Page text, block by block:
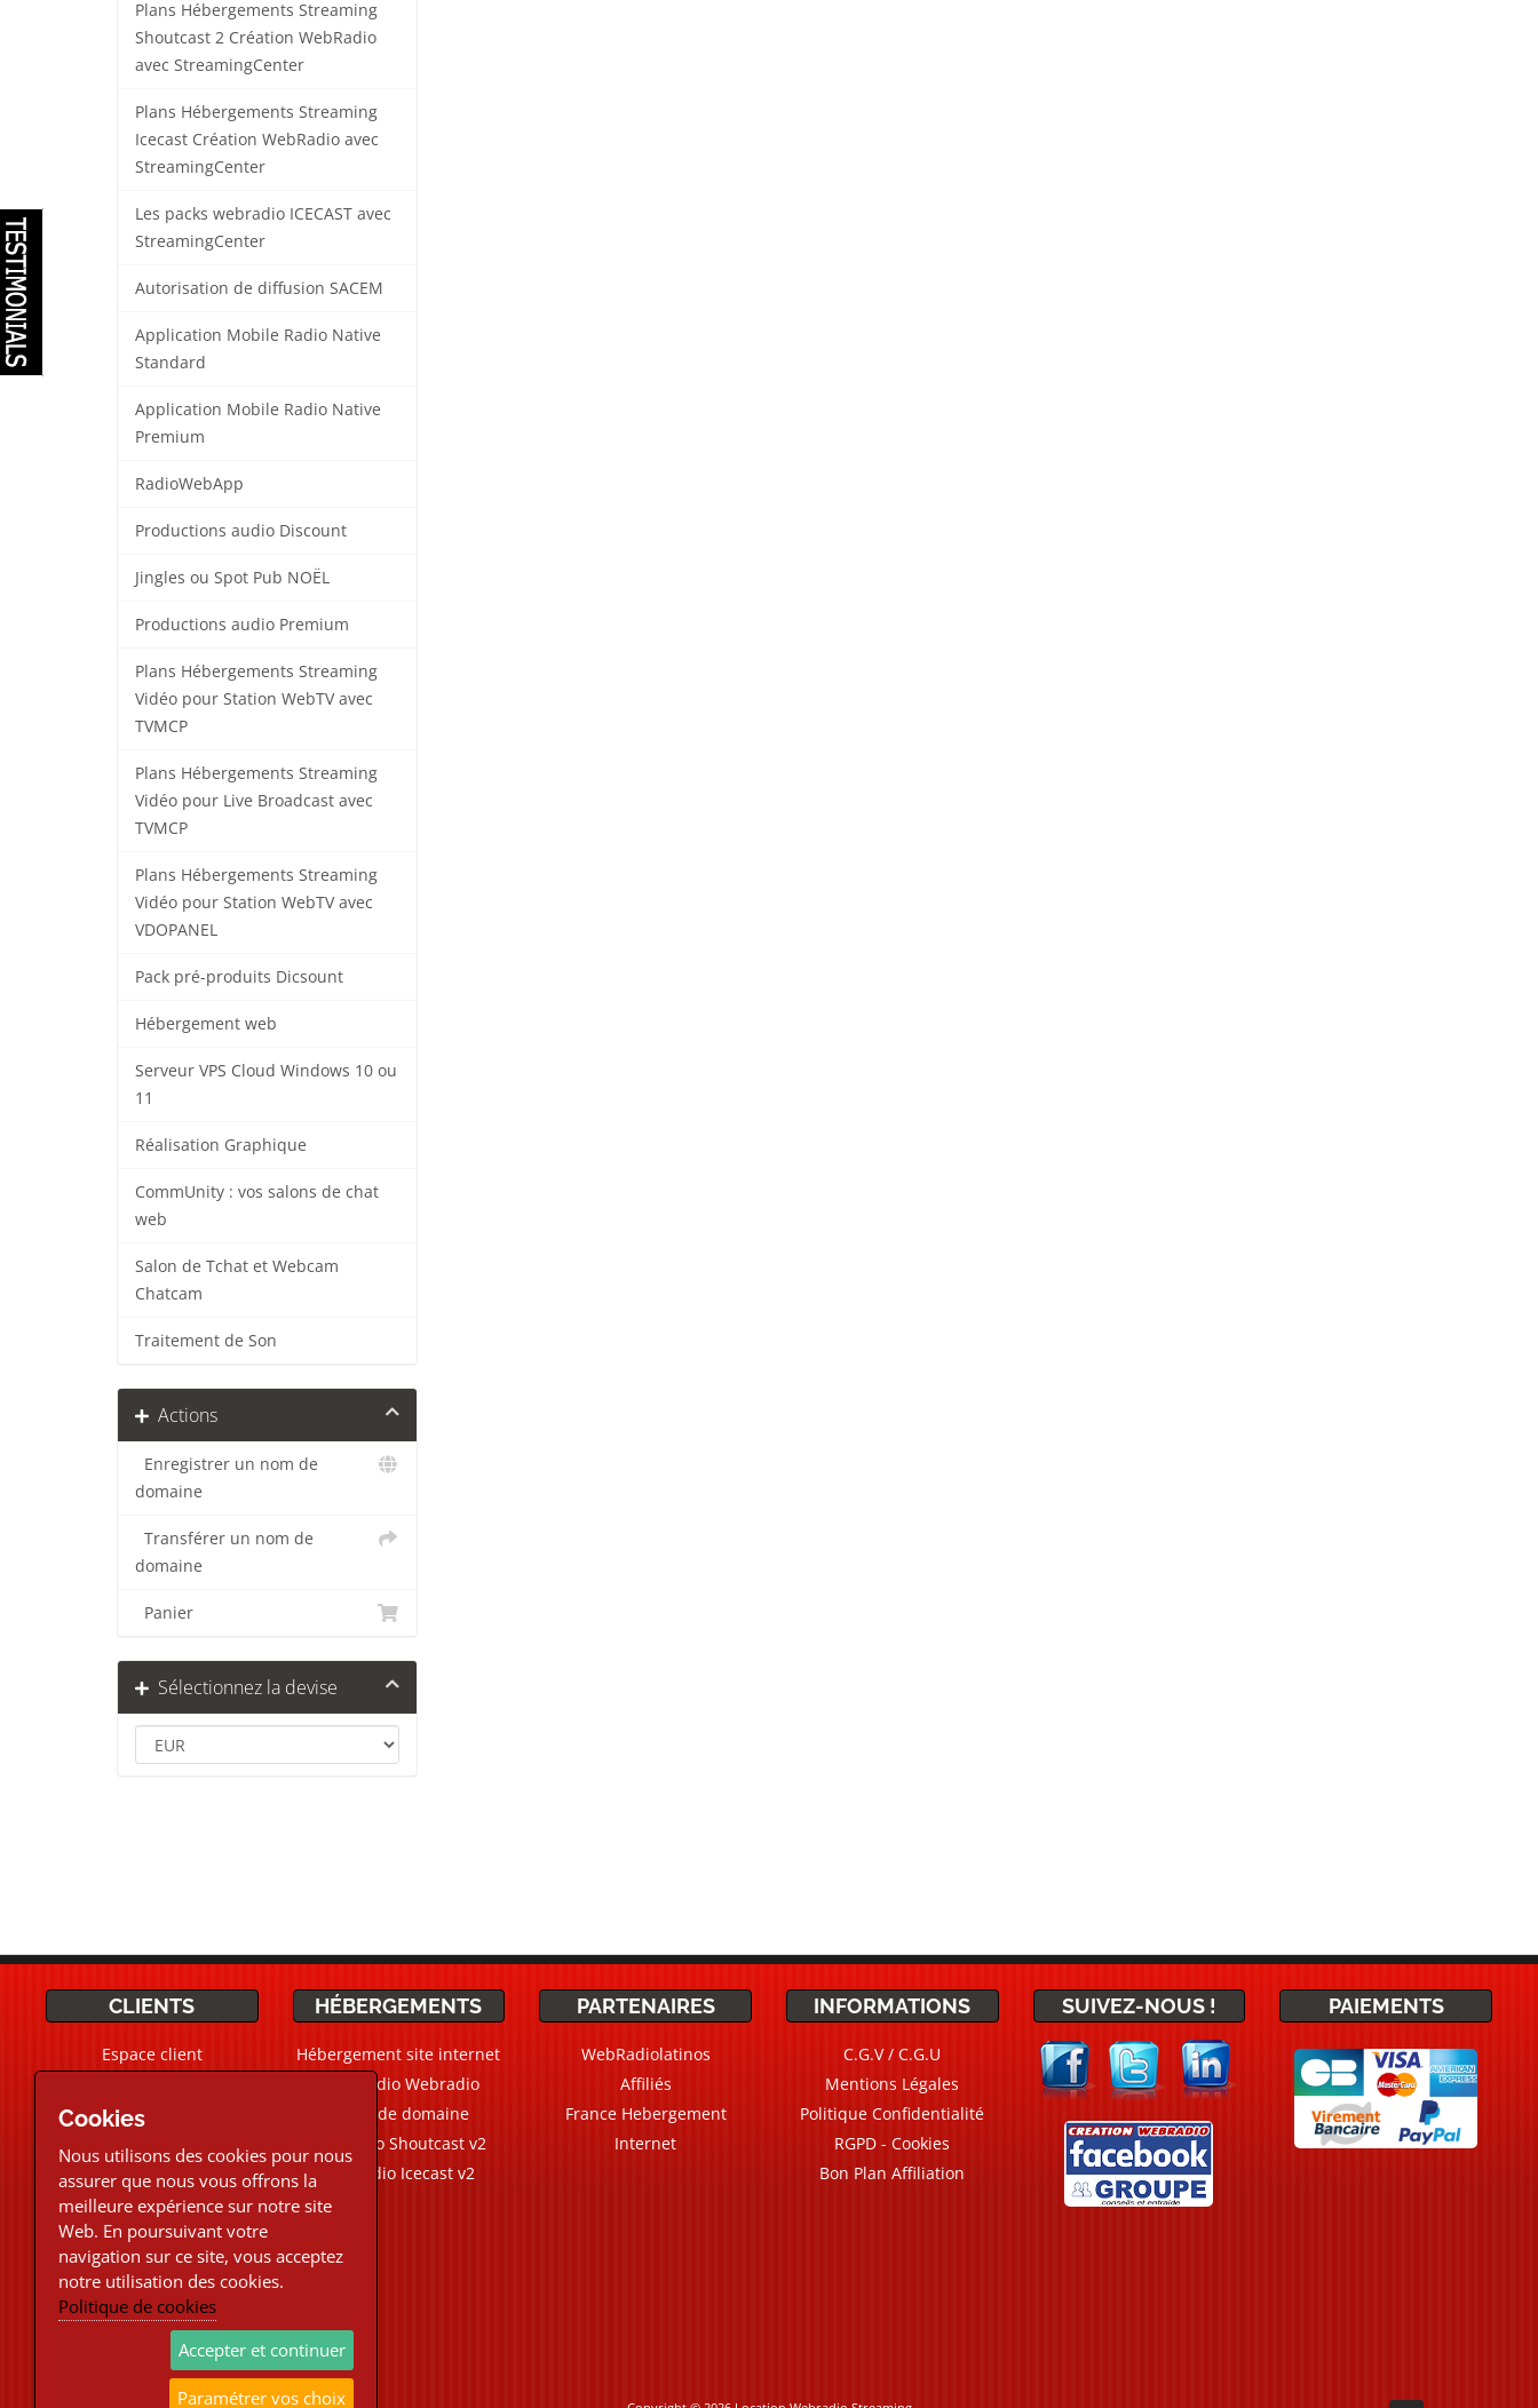
Plans Hébergements Streaming
Shoutcast 2 Création WebRadio
avec StreamingCenter
Plans Hébergements Streaming
Icecast Création WebRadio avec
StreamingCenter
Les packs webradio ICECAST avec
StreamingCenter
Autorisation de diffusion SACEM
Application Mobile Radio Native
Standard
Application Mobile Radio Native
Premium
RadioWebApp
Productions audio Discount
Jingles ou Spot Pub NOËL
Productions audio Premium
Plans Hébergements Streaming
Vidéo pour Station WebTV avec
TVMCP
Plans Hébergements Streaming
Vidéo pour Live Broadcast avec
TVMCP
Plans Hébergements Streaming
Vidéo pour Station WebTV avec
VDOPANEL
Pack pré-produits Dicsount
Hébergement web
Serveur VPS Cloud Windows 10 ou
11
Réalisation Graphique
CommUnity : vos salons de chat
web
Salon de Tchat et Webcam
Chatcam
Traitement de Son
Actions
Enregistrer un nom de
domaine
Transférer un nom de
domaine
Panier
Sélectionnez la devise
CLIENTS
Espace client
Devis personnalisé
02.30.96.48.87
Téléphone et Live chat
du Lundi au Vendredi
9h-12h30/13h30-18h
Support ticket email 24/24h
HÉBERGEMENTS
Hébergement site internet
CMS Radio Webradio
Noms de domaine
Webradio Shoutcast v2
Webradio Icecast v2
PARTENAIRES
WebRadiolatinos
Affiliés
France Hebergement
Internet
INFORMATIONS
C.G.V / C.G.U
Mentions Légales
Politique Confidentialité
RGPD - Cookies
Bon Plan Affiliation
SUIVEZ-NOUS ! PAIEMENTS
Cookies
Nous utilisons des cookies pour nous
assurer que nous vous offrons la
meilleure expérience sur notre site
Web. En poursuivant votre
navigation sur ce site, vous acceptez
notre utilisation des cookies.
Politique de cookies
Accepter et continuer
Paramétrer vos choix